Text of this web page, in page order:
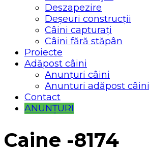
Deszapezire
Deșeuri construcții
Câini capturați
Câini fără stăpân
Proiecte
Adăpost câini
Anunțuri câini
Anunturi adăpost câini
Contact
ANUNȚURI
Caine -8174